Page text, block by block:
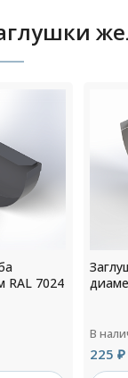
RAL 7024
В
225